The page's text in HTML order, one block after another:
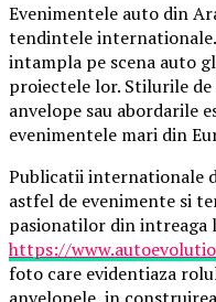
Evenimentele auto din
tendintele
intampla pe scena auto
proiectele lor. Stilurile
anvelope sau abordarile
evenimentele mari din
Publicatii internationale
astfel de evenimente si
pasionatilor din intreaga
https://
foto care evidentiaza